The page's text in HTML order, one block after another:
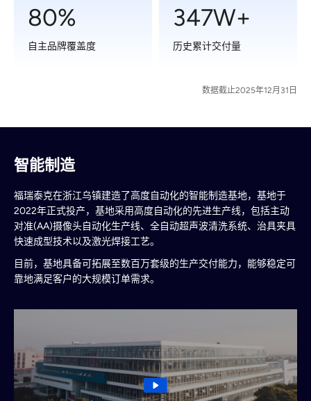
80%
自主品牌覆盖度
347W+
历史累计交付量
数据截止2025年12月31日
智能制造
福瑞泰克在浙江乌镇建造了高度自动化的智能制造基地，基地于
2022年正式投产，基地采用高度自动化的先进生产线，包括主动
对准(AA)摄像头自动化生产线、全自动超声波清洗系统、治具夹具
快速成型技术以及激光焊接工艺。
目前，基地具备可拓展至数百万套级的生产交付能力，能够稳定可
靠地满足客户的大规模订单需求。